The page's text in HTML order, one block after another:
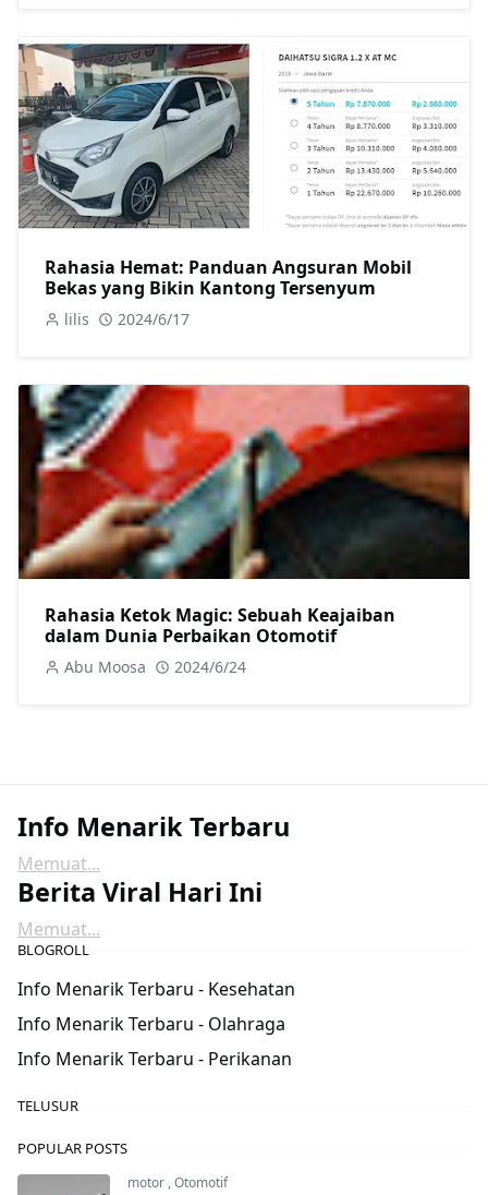
Rahasia Hemat: Panduan Angsuran Mobil
Bekas yang Bikin Kantong Tersenyum
lilis 2024/6/17
Rahasia Ketok Magic: Sebuah Keajaiban
dalam Dunia Perbaikan Otomotif
Abu Moosa 2024/6/24
Info Menarik Terbaru
Memuat...
Berita Viral Hari Ini
Memuat...
BLOGROLL
Info Menarik Terbaru - Kesehatan
Info Menarik Terbaru - Olahraga
Info Menarik Terbaru - Perikanan
TELUSUR
POPULAR POSTS
motor ,Otomotif